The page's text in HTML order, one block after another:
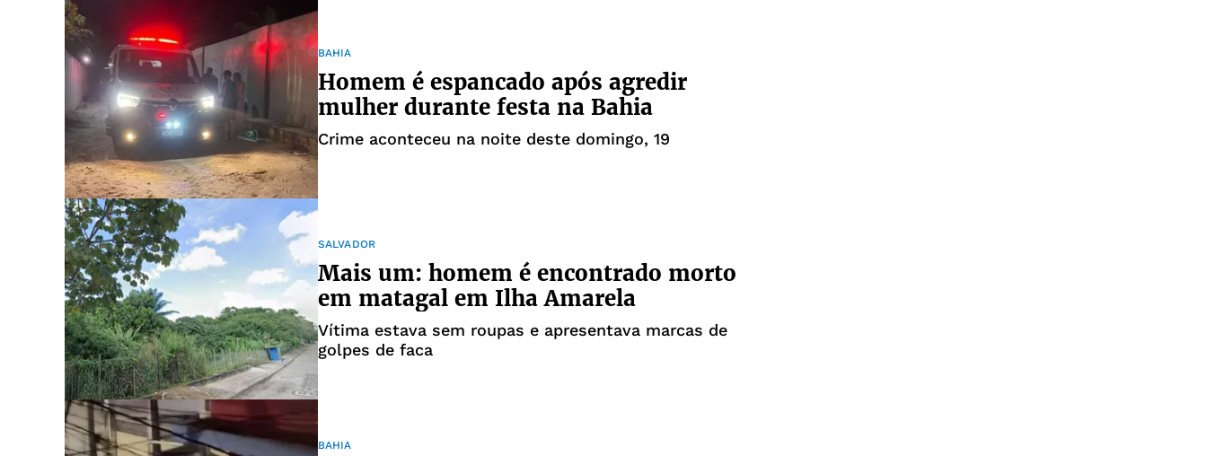
BAHIA
Homem é espancado após agredir
mulher durante festa na Bahia
Crime aconteceu na noite deste domingo, 19
SALVADOR
Mais um: homem é encontrado morto
em matagal em Ilha Amarela
Vítima estava sem roupas e apresentava marcas de
golpes de faca
BAHIA